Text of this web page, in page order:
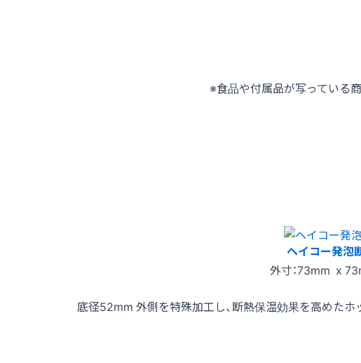
※食品や付属品が写っている
ヘイコー発泡
外寸：73mm x
底径52mm 外側を特殊加工し、断熱保温効果を高めた